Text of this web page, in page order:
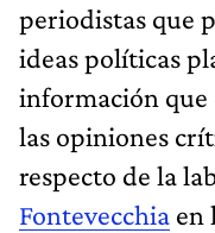
periodistas que
ideas políticas
información que
las opiniones
respecto de la
Fontevecchia en